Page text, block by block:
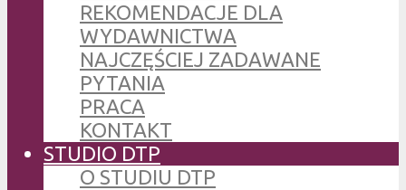
REKOMENDACJE DLA
WYDAWNICTWA
NAJCZĘŚCIEJ ZADAWANE
PYTANIA
PRACA
KONTAKT
STUDIO DTP
O STUDIU DTP